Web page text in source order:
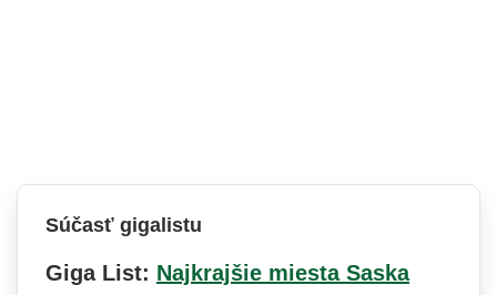
Súčasť gigalistu
Giga List: Najkrajšie miesta Saska